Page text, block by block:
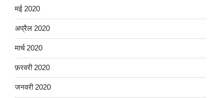
मई 2020
अप्रैल 2020
मार्च 2020
फ़रवरी 2020
जनवरी 2020